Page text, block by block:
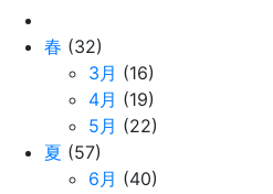
春 (32)
3月 (16)
4月 (19)
5月 (22)
夏 (57)
6月 (40)